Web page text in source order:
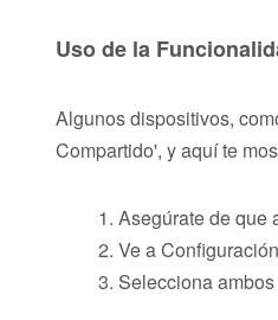
Uso de la
Algunos dispositivos,
Compartido', y aquí te
Asegúrate de que
Ve a
Selecciona